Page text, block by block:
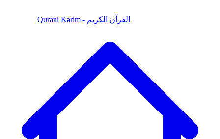
Qurani Kərim - القرآن الكريم